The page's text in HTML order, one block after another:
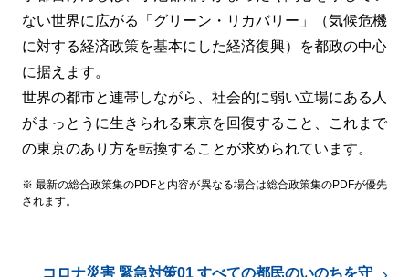
ない世界に広がる「グリーン・リカバリー」（気候危機
に対する経済政策を基本にした経済復興）を都政の中心
に据えます。
世界の都市と連帯しながら、社会的に弱い立場にある人
がまっとうに生きられる東京を回復すること、これまで
の東京のあり方を転換することが求められています。
※ 最新の総合政策集のPDFと内容が異なる場合は総合政策集のPDFが優先
されます。
コロナ災害 緊急対策01 すべての都民のいのちを守